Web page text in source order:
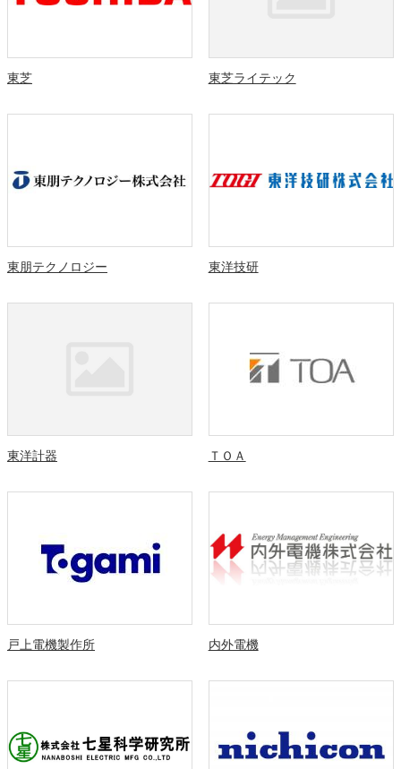
東芝 東芝ライテック
東朋テクノロジー 東洋技研
東洋計器 ＴＯＡ
戸上電機製作所 内外電機